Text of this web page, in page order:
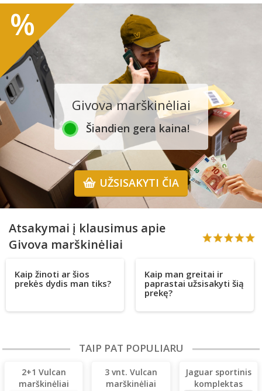
Givova marškinėliai
Šiandien gera kaina!
UŽSISAKYTI ČIA
%
Atsakymai į klausimus apie
Givova marškinėliai
Kaip žinoti ar šios
prekės dydis man tiks?
Kaip man greitai ir
paprastai užsisakyti šią
prekę?
TAIP PAT POPULIARU
2+1 Vulcan
marškinėliai
3 vnt. Vulcan
marškinėliai
Jaguar sportinis
komplektas